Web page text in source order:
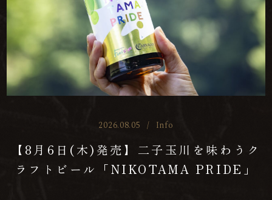
2026.08.05 / Info
【8月6日(木)発売】二子玉川を味わうク
ラフトビール「NIKOTAMA PRIDE」